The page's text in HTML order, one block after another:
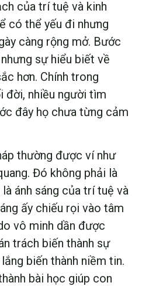
của trí tuệ và kinh
có thể yếu đi nhưng
càng rộng mở. Bước
sự hiểu biết về
hơn. Chính trong
đời, nhiều người tìm
đây họ chưa từng cảm
thường được ví như
Đó không phải là
ánh sáng của trí tuệ và
ấy chiếu rọi vào tâm
vô minh dần được
trách biến thành sự
biến thành niềm tin.
bài học giúp con